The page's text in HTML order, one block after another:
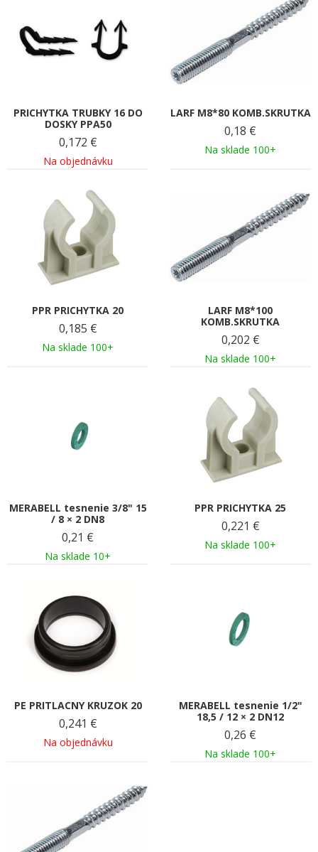
PRICHYTKA TRUBKY 16 DO
DOSKY PPA50
0,172 €
Na objednávku
LARF M8*80 KOMB.SKRUTKA
0,18 €
Na sklade 100+
PPR PRICHYTKA 20
0,185 €
Na sklade 100+
LARF M8*100
KOMB.SKRUTKA
0,202 €
Na sklade 100+
MERABELL tesnenie 3/8" 15
/ 8 × 2 DN8
0,21 €
Na sklade 10+
PPR PRICHYTKA 25
0,221 €
Na sklade 100+
PE PRITLACNY KRUZOK 20
0,241 €
Na objednávku
MERABELL tesnenie 1/2"
18,5 / 12 × 2 DN12
0,26 €
Na sklade 100+